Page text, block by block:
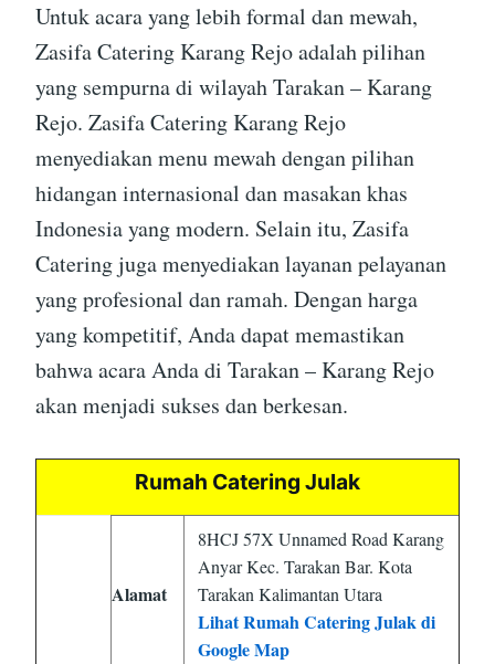
Untuk acara yang lebih formal dan mewah,
Zasifa Catering Karang Rejo adalah pilihan
yang sempurna di wilayah Tarakan – Karang
Rejo. Zasifa Catering Karang Rejo
menyediakan menu mewah dengan pilihan
hidangan internasional dan masakan khas
Indonesia yang modern. Selain itu, Zasifa
Catering juga menyediakan layanan pelayanan
yang profesional dan ramah. Dengan harga
yang kompetitif, Anda dapat memastikan
bahwa acara Anda di Tarakan – Karang Rejo
akan menjadi sukses dan berkesan.
Rumah Catering Julak
Alamat
8HCJ 57X Unnamed Road Karang
Anyar Kec. Tarakan Bar. Kota
Tarakan Kalimantan Utara
Lihat Rumah Catering Julak di
Google Map